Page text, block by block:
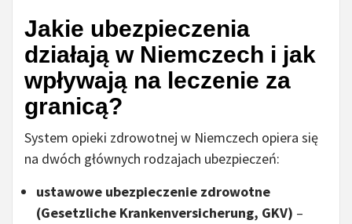
Jakie ubezpieczenia
działają w Niemczech i jak
wpływają na leczenie za
granicą?
System opieki zdrowotnej w Niemczech opiera się
na dwóch głównych rodzajach ubezpieczeń:
ustawowe ubezpieczenie zdrowotne
(Gesetzliche Krankenversicherung, GKV) –